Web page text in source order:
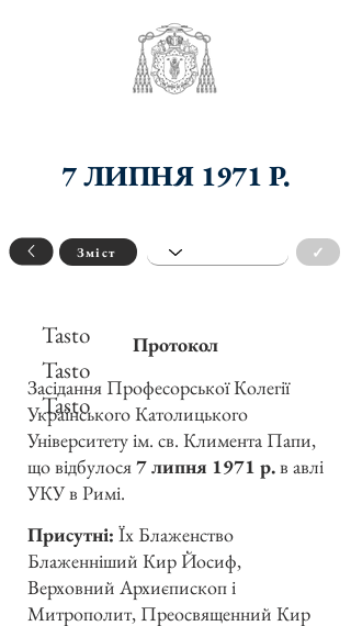
7 ЛИПНЯ 1971 Р.
Зміст ✓
Протокол
Засідання Професорської Колегії
Українського Католицького
Університету ім. св. Климента Папи,
що відбулося7 липня 1971 р.в авлі
УКУ в Римі.
Присутні: Їх Блаженство
Блаженніший Кир Йосиф,
Верховний Архиєпископ і
Митрополит, Преосвященний Кир
Tasto
Tasto
Tasto